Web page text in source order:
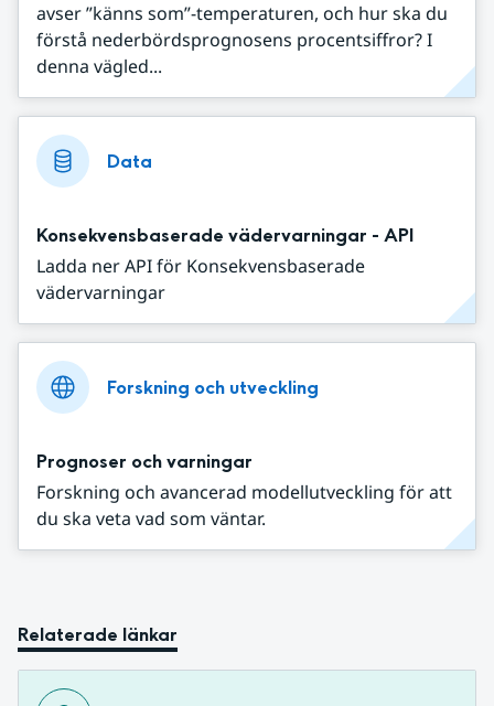
avser ”känns som”-temperaturen, och hur ska du
förstå nederbördsprognosens procentsiffror? I
denna vägled...
Data
Konsekvensbaserade vädervarningar - API
Ladda ner API för Konsekvensbaserade
vädervarningar
Forskning och utveckling
Prognoser och varningar
Forskning och avancerad modellutveckling för att
du ska veta vad som väntar.
Relaterade länkar